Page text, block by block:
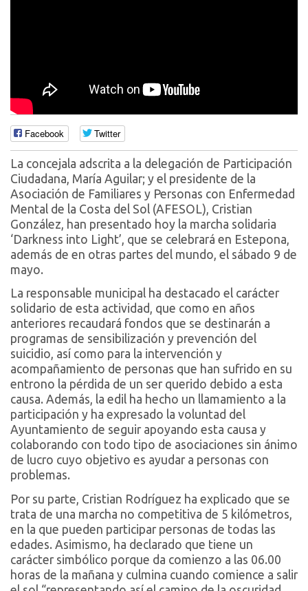
Facebook Twitter
La concejala adscrita a la delegación de Participación
Ciudadana, María Aguilar; y el presidente de la
Asociación de Familiares y Personas con Enfermedad
Mental de la Costa del Sol (AFESOL), Cristian
González, han presentado hoy la marcha solidaria
‘Darkness into Light’, que se celebrará en Estepona,
además de en otras partes del mundo, el sábado 9 de
mayo.
La responsable municipal ha destacado el carácter
solidario de esta actividad, que como en años
anteriores recaudará fondos que se destinarán a
programas de sensibilización y prevención del
suicidio, así como para la intervención y
acompañamiento de personas que han sufrido en su
entrono la pérdida de un ser querido debido a esta
causa. Además, la edil ha hecho un llamamiento a la
participación y ha expresado la voluntad del
Ayuntamiento de seguir apoyando esta causa y
colaborando con todo tipo de asociaciones sin ánimo
de lucro cuyo objetivo es ayudar a personas con
problemas.
Por su parte, Cristian Rodríguez ha explicado que se
trata de una marcha no competitiva de 5 kilómetros,
en la que pueden participar personas de todas las
edades. Asimismo, ha declarado que tiene un
carácter simbólico porque da comienzo a las 06.00
horas de la mañana y culmina cuando comience a salir